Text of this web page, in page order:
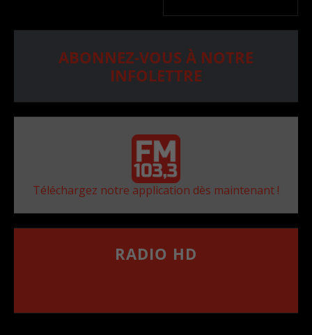
ABONNEZ-VOUS À NOTRE
INFOLETTRE
Téléchargez notre application dès maintenant !
RADIO HD